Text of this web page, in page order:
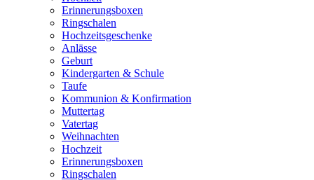
Erinnerungsboxen
Ringschalen
Hochzeitsgeschenke
Anlässe
Geburt
Kindergarten & Schule
Taufe
Kommunion & Konfirmation
Muttertag
Vatertag
Weihnachten
Hochzeit
Erinnerungsboxen
Ringschalen